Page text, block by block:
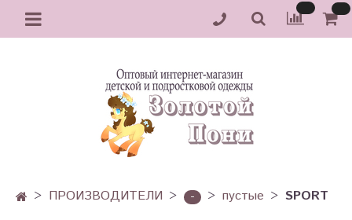
ПРОИЗВОДИТЕЛИ - пустые SPORT